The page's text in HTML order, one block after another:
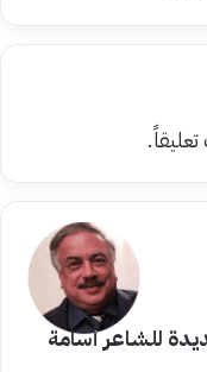
للشاعر أسامة